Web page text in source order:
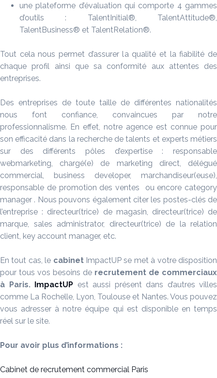
une plateforme d’évaluation qui comporte 4 gammes
d’outils : TalentInitial®, TalentAttitude®,
TalentBusiness® et TalentRelation®.
Tout cela nous permet d’assurer la qualité et la fiabilité de
chaque profil ainsi que sa conformité aux attentes des
entreprises.
Des entreprises de toute taille de différentes nationalités
nous font confiance, convaincues par notre
professionnalisme. En effet, notre agence est connue pour
son efficacité dans la recherche de talents et experts métiers
sur des différents pôles d’expertise : responsable
webmarketing, chargé(e) de marketing direct, délégué
commercial, business developer, marchandiseur(euse),
responsable de promotion des ventes ou encore category
manager . Nous pouvons également citer les postes-clés de
l’entreprise : directeur(trice) de magasin, directeur(trice) de
marque, sales administrator, directeur(trice) de la relation
client, key account manager, etc.
En tout cas, le cabinetImpactUP se met à votre disposition
pour tous vos besoins de recrutement de commerciaux
à Paris.
ImpactUP est aussi présent dans d’autres villes
comme La Rochelle, Lyon, Toulouse et Nantes. Vous pouvez
vous adresser à notre équipe qui est disponible en temps
réel sur le site.
Pour avoir plus d’informations :
Cabinet de recrutement commercial Paris